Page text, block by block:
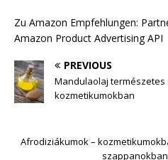
Zu Amazon Empfehlungen:
Amazon Product Advertising API
PREVIOUS
Mandulaolaj
kozmetikumokban
Afrodiziákumok –